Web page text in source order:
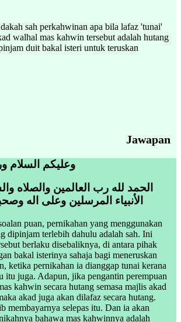
sah perkahwinan apa bila lafaz 'tunai'
walhal mas kahwin tersebut adalah hutang
duit bakal isteri untuk teruskan
Jawapan
الحمد لله رب العالمين والصلاه
الأنبياء المرسلين وعلى اله
puan, pernikahan yang menggunakan
dipinjam terlebih dahulu adalah sah. Ini
berlaku disebaliknya, di antara pihak
bakal isterinya sahaja bagi meneruskan
ketika pernikahan ia dianggap tunai kerana
itu juga. Adapun, jika pengantin perempuan
kahwin secara hutang semasa majlis akad
akad juga akan dilafaz secara hutang.
membayarnya selepas itu. Dan ia akan
bahawa mas kahwinnya adalah